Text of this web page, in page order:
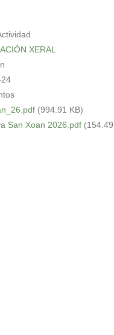
XERAL
(994.91 KB)
San Xoan 2026.pdf